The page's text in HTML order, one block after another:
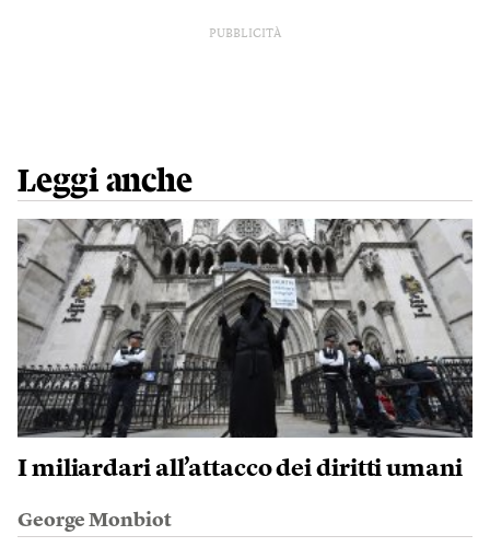
PUBBLICITÀ
Leggi anche
I miliardari all’attacco dei diritti umani
George Monbiot